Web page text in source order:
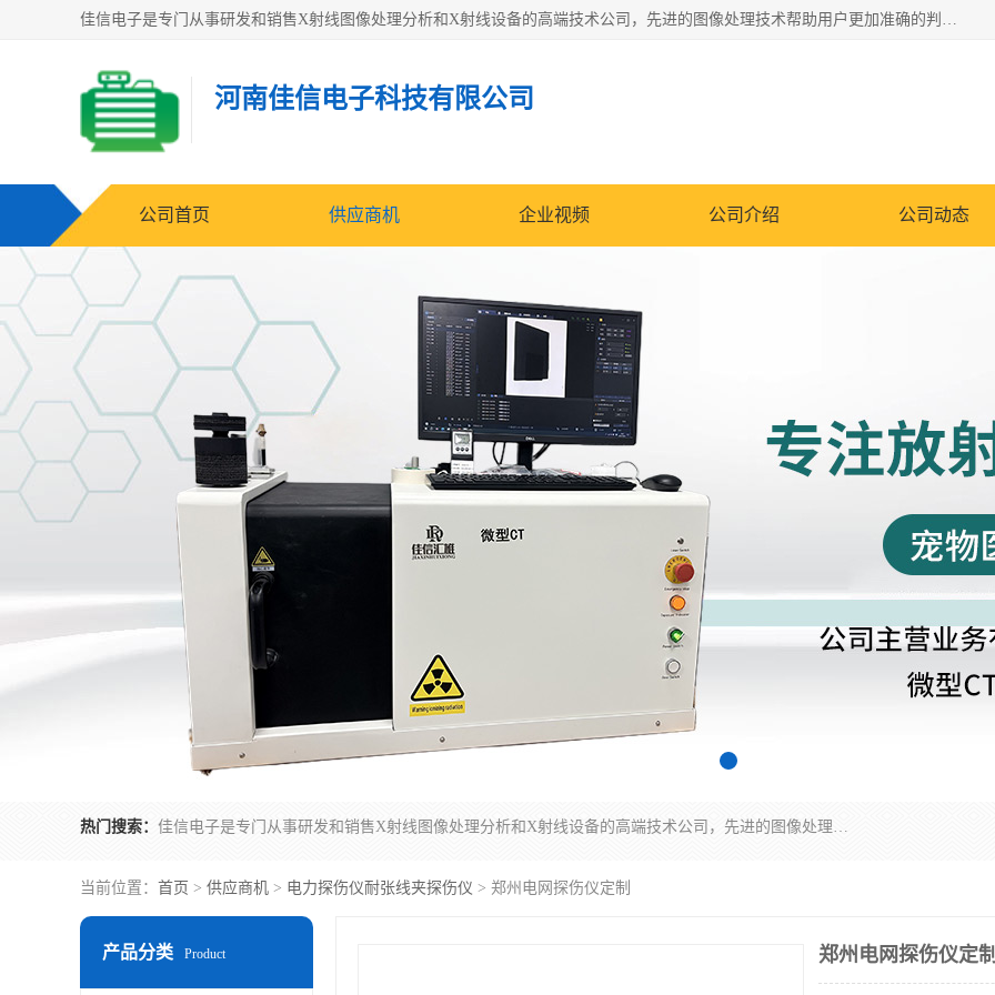
佳信电子是专门从事研发和销售X射线图像处理分析和X射线设备的高端技术公司，先进的图像处理技术帮助用户更加准确的判断图像，为科研和检测提供可靠保证，现有产品包括电力GIS探伤X射线检测系统，电力耐张线夹探伤X射线检测系统，便携式X射线，兽用图像的增强软件工具包，工业和兽用便携式DR，实验室CT，桌面CT等。
河南佳信电子科技有限公司
公司首页 供应商机 企业视频 公司介绍 公司动态
热门搜索： 佳信电子是专门从事研发和销售X射线图像处理分析和X射线设备的高端技术公司，先进的图像处理技术帮助用户更加准确的判断图像，为科研和检测提供可靠保证，现有产品包括电力GIS探伤X射线检测系统，电力耐张线夹探伤X射线检测系统，便携式X射线，兽用图像的增强软件工具包，工业和兽用便携式DR，实验室CT，桌面CT等。
当前位置： 首页 > 供应商机 > 电力探伤仪耐张线夹探伤仪 > 郑州电网探伤仪定制
产品分类 Product 郑州电网探伤仪定